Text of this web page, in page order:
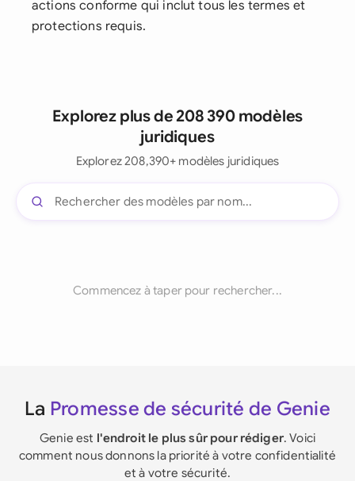
actions conforme qui inclut tous les termes et
protections requis.
Explorez plus de 208 390 modèles
juridiques
Explorez 208,390+ modèles juridiques
Commencez à taper pour rechercher...
La Promesse de sécurité de Genie
Genie est l'endroit le plus sûr pour rédiger. Voici
comment nous donnons la priorité à votre confidentialité
et à votre sécurité.